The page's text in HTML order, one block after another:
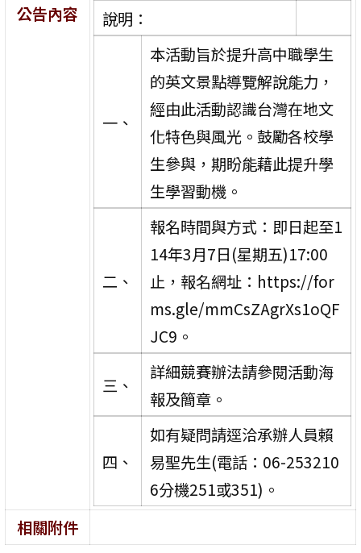
公告內容
說明：
一、
本活動旨於提升高中職學生
的英文景點導覽解說能力，
經由此活動認識台灣在地文
化特色與風光。鼓勵各校學
生參與，期盼能藉此提升學
生學習動機。
二、
報名時間與方式：即日起至1
14年3月7日(星期五)17:00
止，報名網址：https://for
ms.gle/mmCsZAgrXs1oQF
JC9。
三、
詳細競賽辦法請參閱活動海
報及簡章。
四、
如有疑問請逕洽承辦人員賴
易聖先生(電話：06-253210
6分機251或351)。
相關附件